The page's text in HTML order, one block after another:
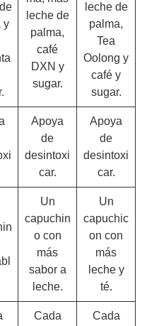
y
leche de
palma,
café
DXN y
sugar.
leche de
palma,
Tea
Oolong y
café y
sugar.
Apoya
de
desintoxi
car.
Apoya
de
desintoxi
car.
Un
capuchin
o con
más
sabor a
leche.
Un
capuchic
on con
más
leche y
té.
Cada
Cada